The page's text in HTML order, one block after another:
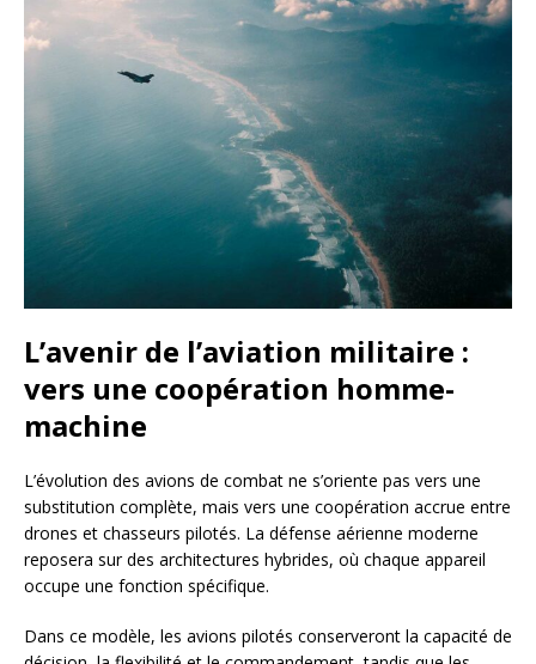
L’avenir de l’aviation militaire :
vers une coopération homme-
machine
L’évolution des avions de combat ne s’oriente pas vers une
substitution complète, mais vers une coopération accrue entre
drones et chasseurs pilotés. La défense aérienne moderne
reposera sur des architectures hybrides, où chaque appareil
occupe une fonction spécifique.
Dans ce modèle, les avions pilotés conserveront la capacité de